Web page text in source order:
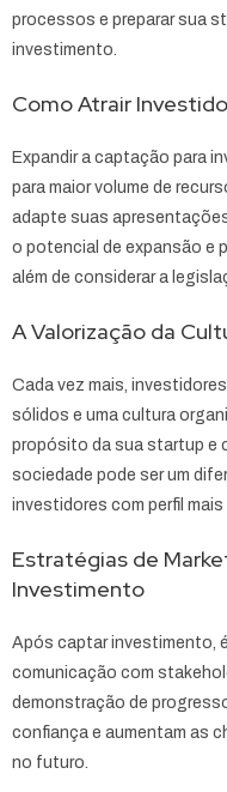
processos e preparar sua
investimento.
Como Atrair
Expandir a captação para
para maior volume de
adapte suas
o potencial de expansão e
além de considerar a
A Valorização da
Cada vez mais,
sólidos e uma cultura
propósito da sua startup e
sociedade pode ser um
investidores com perfil
Estratégias de
Investimento
Após captar investimento,
comunicação com
demonstração de
confiança e aumentam as
no futuro.